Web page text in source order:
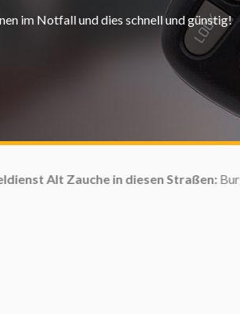
im Notfall und dies schnell und günstig!
in diesen Straßen:Burglehn,